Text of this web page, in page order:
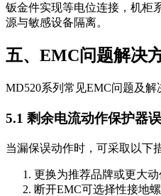
钣金件实现等电位连接，机柜
源与敏感设备隔离。
五、EMC问题解决
MD520系列常见EMC问题及解
5.1 剩余电流动作保护器
当漏保误动作时，可采取以下
更换为推荐品牌或更大
断开EMC可选择性接地